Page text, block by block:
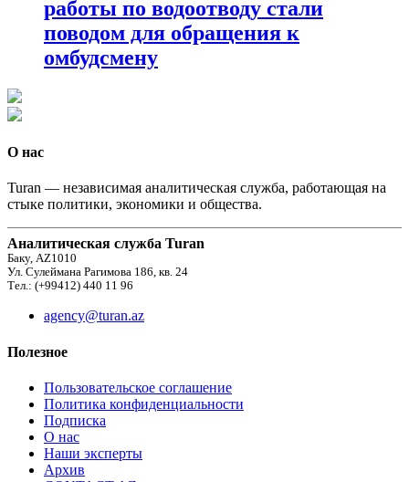
работы по водоотводу стали
поводом для обращения к
омбудсмену
О нас
Turan — независимая аналитическая служба, работающая на
стыке политики, экономики и общества.
Аналитическая служба Turan
Баку, AZ1010
Ул. Сулеймана Рагимова 186, кв. 24
Тел.: (+99412) 440 11 96
agency@turan.az
Полезное
Пользовательское соглашение
Политика конфиденциальности
Подписка
О нас
Наши эксперты
Архив